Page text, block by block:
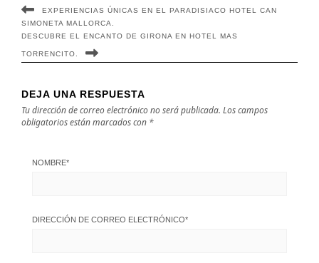
EXPERIENCIAS ÚNICAS EN EL PARADISIACO HOTEL CAN
SIMONETA MALLORCA.
DESCUBRE EL ENCANTO DE GIRONA EN HOTEL MAS
TORRENCITO.
DEJA UNA RESPUESTA
Tu dirección de correo electrónico no será publicada. Los campos
obligatorios están marcados con *
NOMBRE*
DIRECCIÓN DE CORREO ELECTRÓNICO*